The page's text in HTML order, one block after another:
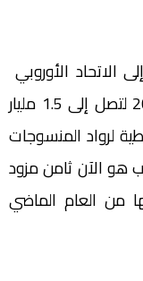
الأوروبي
بـ33.4% في النصف الأول من عام 2022 لتصل إلى 1.5 مليار
لرواد المنسوجات
هو الآن ثامن مزود
من العام الماضي